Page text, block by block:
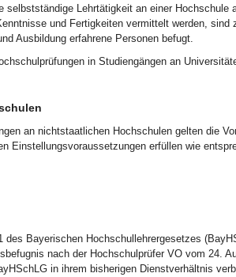
Lehrtätigkeit an einer Hochschule
und Fertigkeiten vermittelt werden, sind
Ausbildung erfahrene Personen befugt.
in Studiengängen an
an nichtstaatlichen Hochschulen gelten die
Einstellungsvoraussetzungen erfüllen wie
Bayerischen Hochschullehrergesetzes
nach der Hochschulprüfer VO vom 24.
in ihrem bisherigen Dienstverhältnis